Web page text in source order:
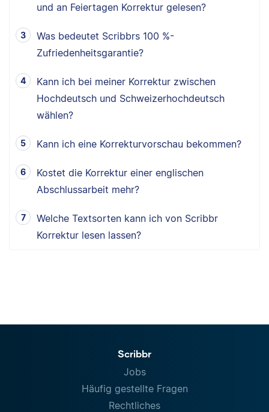
und an Feiertagen Korrektur gelesen?
Was bedeutet Scribbrs 100 %-
Zufriedenheitsgarantie?
Kann ich bei meiner Korrektur zwischen
Hochdeutsch und Schweizerhochdeutsch
wählen?
Kann ich eine Korrekturvorschau bekommen?
Kostet die Korrektur einer englischen
Abschlussarbeit mehr?
Welche Textsorten kann ich von Scribbr
Korrektur lesen lassen?
Scribbr
Jobs
Häufig gestellte Fragen
Rechtliches